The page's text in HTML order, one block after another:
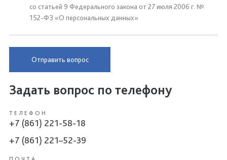
со статьей 9 Федерального закона от 27 июля 2006 г. №
152-ФЗ «О персональных данных»
Отправить вопрос
Задать вопрос по телефону
ТЕЛЕФОН
+7 (861) 221-58-18
+7 (861) 221–52-39